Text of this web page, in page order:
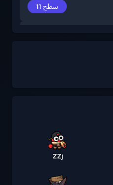
سطح 11
ZZj